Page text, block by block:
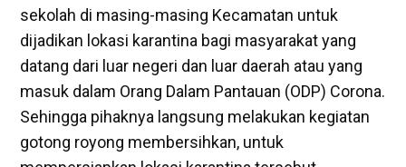
sekolah di masing-masing Kecamatan untuk
dijadikan lokasi karantina bagi masyarakat yang
datang dari luar negeri dan luar daerah atau yang
masuk dalam Orang Dalam Pantauan (ODP) Corona.
Sehingga pihaknya langsung melakukan kegiatan
gotong royong membersihkan, untuk